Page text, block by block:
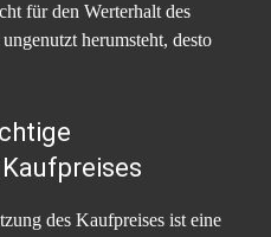
für den Werterhalt des
herumsteht, desto
des Kaufpreises ist eine